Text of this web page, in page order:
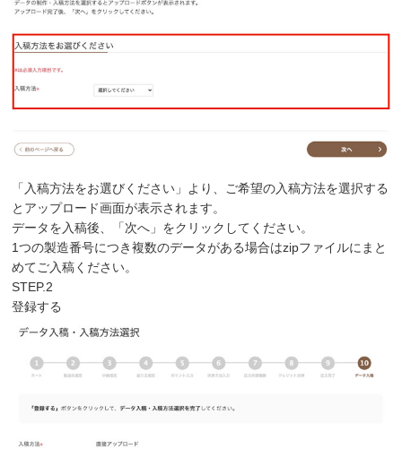
「入稿方法をお選びください」より、ご希望の入稿方法を選択する
とアップロード画面が表示されます。
データを入稿後、「次へ」をクリックしてください。
1つの製造番号につき複数のデータがある場合はzipファイルにまと
めてご入稿ください。
STEP.2
登録する